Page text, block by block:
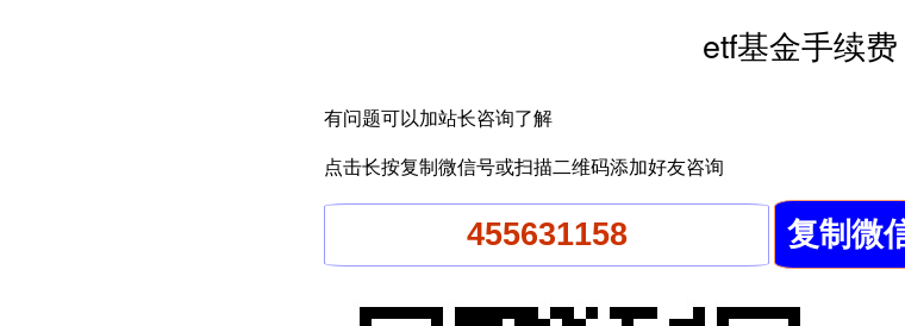
etf基金手续费
有问题可以加站长咨询了解
点击长按复制微信号或扫描二维码添加好友咨询